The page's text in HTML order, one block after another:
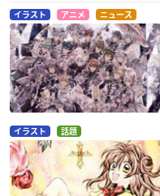
イラスト アニメ ニュース
イラスト 話題